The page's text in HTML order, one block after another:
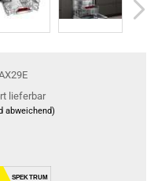
lieferbar
abweichend)
SPEKTRUM